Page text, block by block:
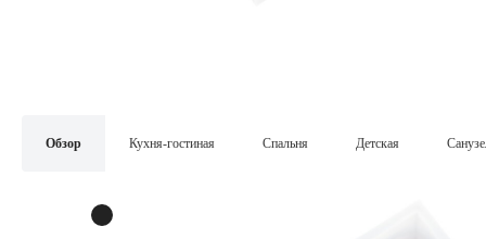
Обзор Кухня-гостиная Спальня Детская